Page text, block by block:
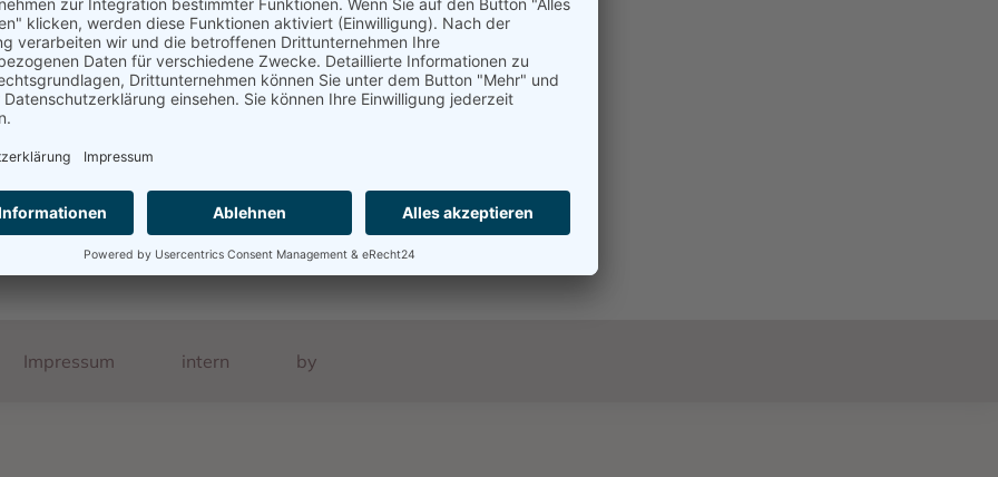
Gurs, Internierungslager
Sammellager
Auschwitz, Vernichtungslager
Impressum intern by